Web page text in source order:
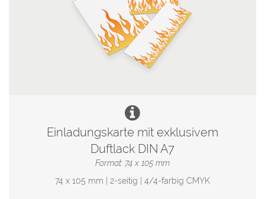
Einladungskarte mit exklusivem
Duftlack DIN A7
Format: 74 x 105 mm
74 x 105 mm | 2-seitig | 4/4-farbig CMYK